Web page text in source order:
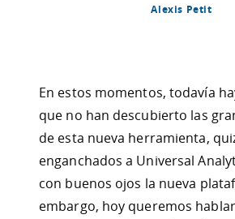
Alexis Petit
En estos momentos, todavía
que no han descubierto las
de esta nueva herramienta,
enganchados a Universal
con buenos ojos la nueva
embargo, hoy queremos